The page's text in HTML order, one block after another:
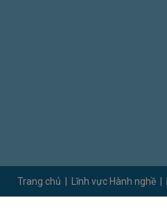
Trang chủ Lĩnh vực Hành nghề